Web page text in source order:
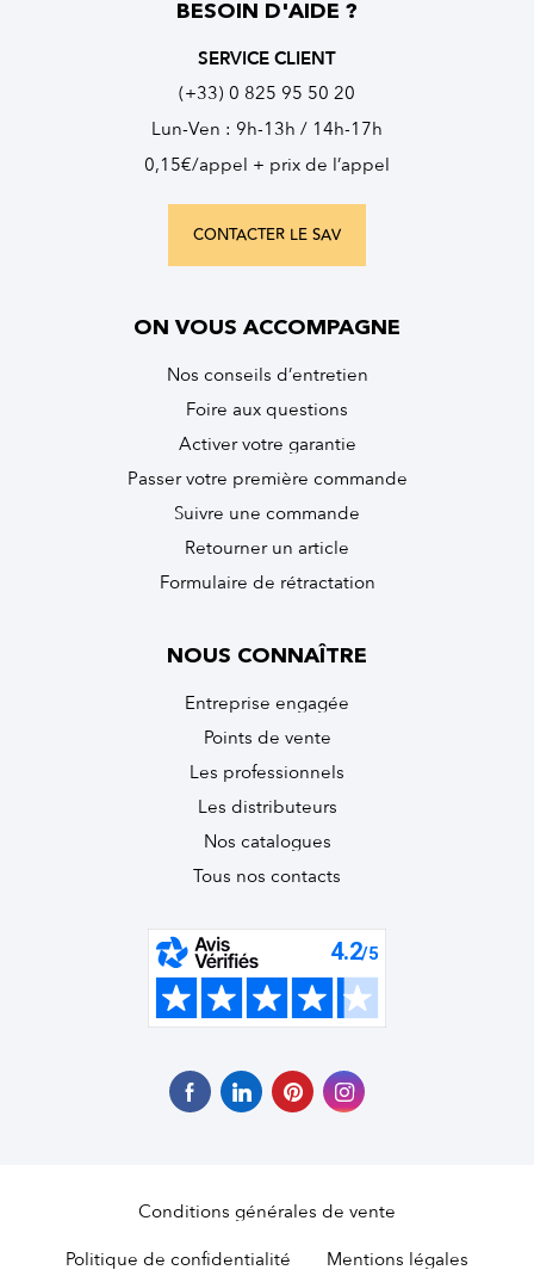
BESOIN D'AIDE ?
SERVICE CLIENT
(+33) 0 825 95 50 20
Lun-Ven : 9h-13h / 14h-17h
0,15€/appel + prix de l’appel
CONTACTER LE SAV
ON VOUS ACCOMPAGNE
Nos conseils d’entretien
Foire aux questions
Activer votre garantie
Passer votre première commande
Suivre une commande
Retourner un article
Formulaire de rétractation
NOUS CONNAÎTRE
Entreprise engagée
Points de vente
Les professionnels
Les distributeurs
Nos catalogues
Tous nos contacts
Conditions générales de vente
Politique de confidentialité Mentions légales